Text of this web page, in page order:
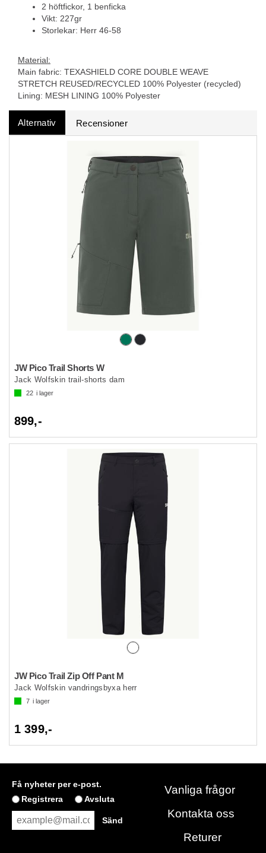
2 höftfickor, 1 benficka
Vikt: 227gr
Storlekar: Herr 46-58
Material:
Main fabric: TEXASHIELD CORE DOUBLE WEAVE
STRETCH REUSED/RECYCLED 100% Polyester (recycled)
Lining: MESH LINING 100% Polyester
Alternativ Recensioner
JW Pico Trail Shorts W
Jack Wolfskin trail-shorts dam
22 i lager
899,-
JW Pico Trail Zip Off Pant M
Jack Wolfskin vandringsbyxa herr
7 i lager
1 399,-
Få nyheter per e-post.
Registrera
Avsluta
Vanliga frågor
Kontakta oss
Returer